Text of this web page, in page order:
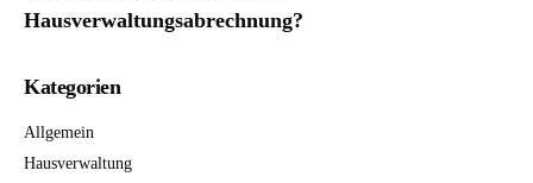
Hausverwaltungsabrechnung?
Kategorien
Allgemein
Hausverwaltung